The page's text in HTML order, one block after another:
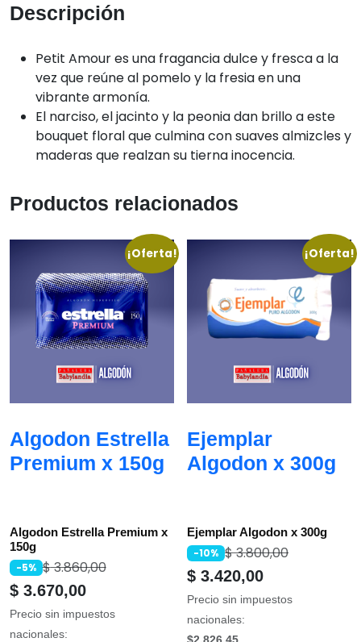
Descripción
Petit Amour es una fragancia dulce y fresca a la
vez que reúne al pomelo y la fresia en una
vibrante armonía.
El narciso, el jacinto y la peonia dan brillo a este
bouquet floral que culmina con suaves almizcles y
maderas que realzan su tierna inocencia.
Productos relacionados
¡Oferta!
Algodon Estrella
Premium x 150g
Algodon Estrella Premium x
150g
-5% $3.860,00
$ 3.670,00
Precio sin impuestos
nacionales:
¡Oferta!
Ejemplar
Algodon x 300g
Ejemplar Algodon x 300g
-10% $3.800,00
$ 3.420,00
Precio sin impuestos
nacionales: